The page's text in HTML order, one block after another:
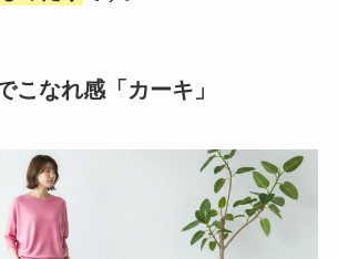
こなれ感「カーキ」